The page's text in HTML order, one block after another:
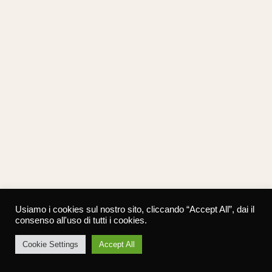
Usiamo i cookies sul nostro sito, cliccando “Accept All”, dai il
consenso all'uso di tutti i cookies.
Cookie Settings Accept All